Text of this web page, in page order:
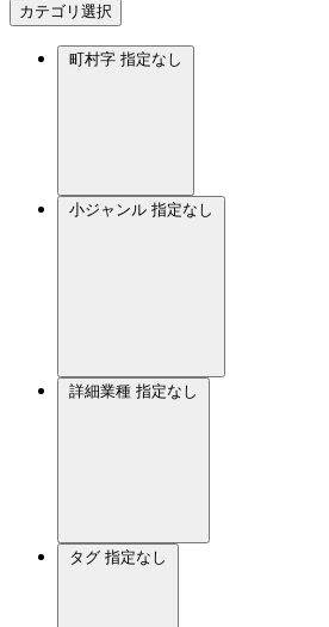
カテゴリ選択
町村字 指定なし
小ジャンル 指定なし
詳細業種 指定なし
タグ 指定なし